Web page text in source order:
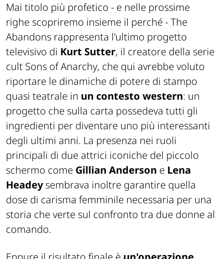
Mai titolo più profetico - e nelle prossime
righe scopriremo insieme il perché -The
Abandons rappresenta l'ultimo progetto
televisivo di Kurt Sutter, il creatore della serie
cult Sons of Anarchy, che qui avrebbe voluto
riportare le dinamiche di potere di stampo
quasi teatrale in un contesto western: un
progetto che sulla carta possedeva tutti gli
ingredienti per diventare uno più interessanti
degli ultimi anni. La presenza nei ruoli
principali di due attrici iconiche del piccolo
schermo come Gillian Anderson e Lena
Headeysembrava inoltre garantire quella
dose di carisma femminile necessaria per una
storia che verte sul confronto tra due donne al
comando.